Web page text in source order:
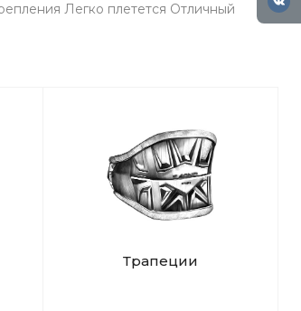
Легко плетется Отличный
Трапеции